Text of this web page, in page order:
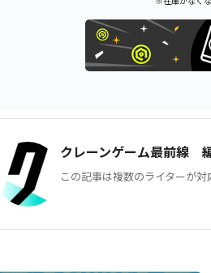
クレーンゲーム最前線
この記事は複数のライターが対